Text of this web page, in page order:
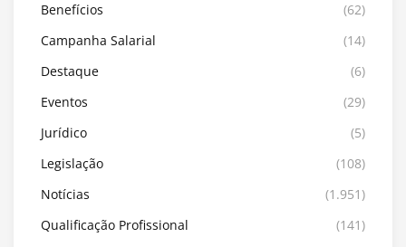
Benefícios
(62)
Campanha Salarial
(14)
Destaque
(6)
Eventos
(29)
Jurídico
(5)
Legislação
(108)
Notícias
(1.951)
Qualificação Profissional
(141)